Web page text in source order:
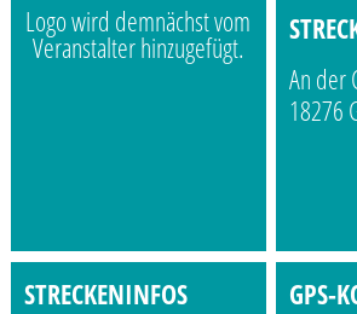
Logo wird demnächst vom
Veranstalter hinzugefügt.
An der
18276
STRECKENINFOS
GPS-